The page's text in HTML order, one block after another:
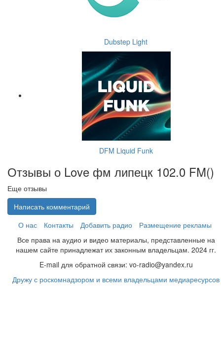
Dubstep Light
DFM Liquid Funk
Отзывы о Love фм липецк 102.0 FM()
Еще отзывы
Написать комментарий
О нас
Контакты Добавить радио
Размещение рекламы
Все права на аудио и видео материалы, представленные на
нашем сайте принадлежат их законным владельцам. 2024 гг.
E-mail для обратной связи: vo-radio@yandex.ru
Дружу с роскомнадзором и всеми владельцами медиаресурсов